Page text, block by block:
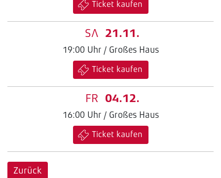
Ticket kaufen
SA 21.11.
19:00 Uhr / Großes Haus
Ticket kaufen
FR 04.12.
16:00 Uhr / Großes Haus
Ticket kaufen
Zurück